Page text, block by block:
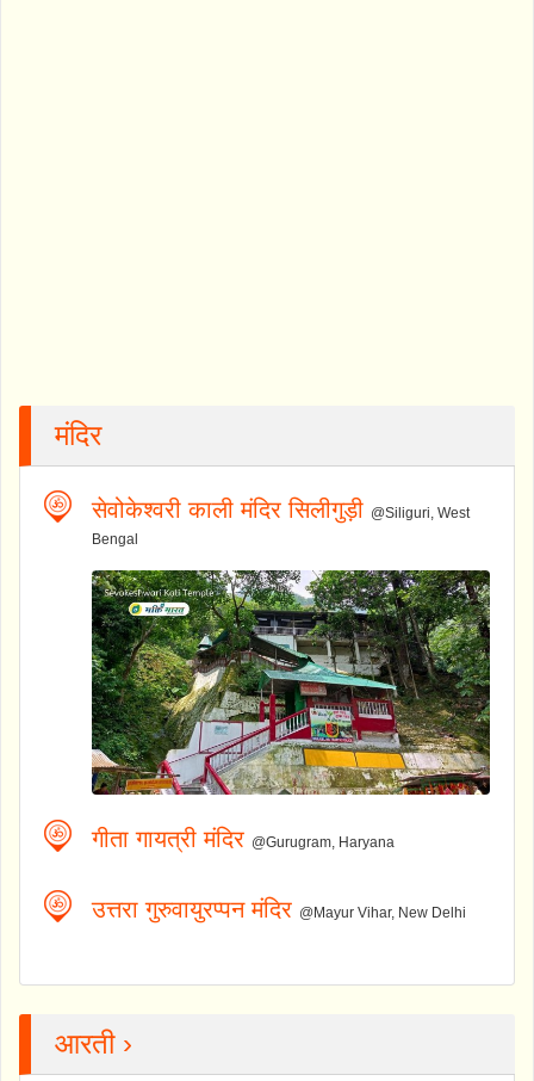
मंदिर
सेवोकेश्वरी काली मंदिर सिलीगुड़ी @Siliguri, West
Bengal
गीता गायत्री मंदिर @Gurugram, Haryana
उत्तरा गुरुवायुरप्पन मंदिर @Mayur Vihar, New Delhi
आरती ›